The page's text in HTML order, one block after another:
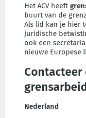
Het ACV heeft
buurt van de
Als lid kan je hier
juridische
ook een
nieuwe Europese
Contacteer
Nederland